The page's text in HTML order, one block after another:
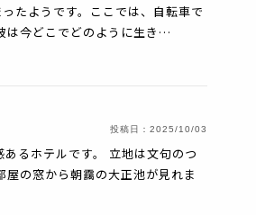
たようです。ここでは、自転車で
は今どこでどのように生き…
投稿日： 2025/10/03
るホテルです。 立地は文句のつ
の窓から朝靄の大正池が見れま